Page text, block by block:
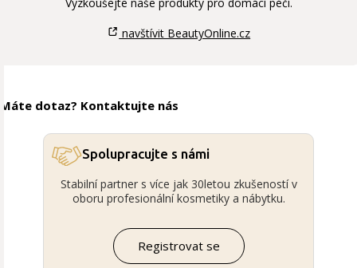
navštívit BeautyOnline.cz
Máte dotaz? Kontaktujte nás
Spolupracujte s námi
Stabilní partner s více jak 30letou zkušeností v
oboru profesionální kosmetiky a nábytku.
Registrovat se